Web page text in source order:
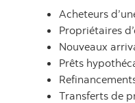
Acheteurs
Propriétaires
Nouveaux
Prêts
Transferts de